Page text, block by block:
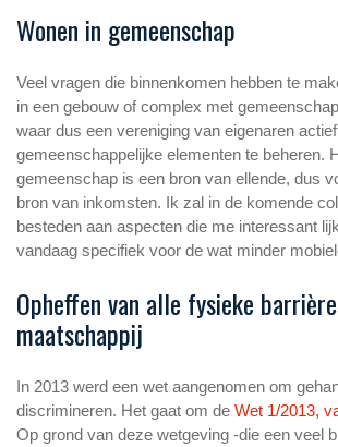
Wonen in gemeenschap
Veel vragen die binnenkomen hebben te
in een gebouw of complex met
waar dus een vereniging van eigenaren
gemeenschappelijke elementen te beheren.
gemeenschap is een bron van ellende, dus
bron van inkomsten. Ik zal in de komende
besteden aan aspecten die me interessant
vandaag specifiek voor de wat minder
Opheffen van alle fysieke
maatschappij
In 2013 werd een wet aangenomen om
discrimineren. Het gaat om de Wet 1/2013,
Op grond van deze wetgeving -die een veel